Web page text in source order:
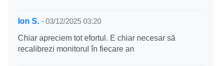
Ion S. - 03/12/2025 03:20
Chiar apreciem tot efortul. E chiar necesar să
recalibrezi monitorul în fiecare an